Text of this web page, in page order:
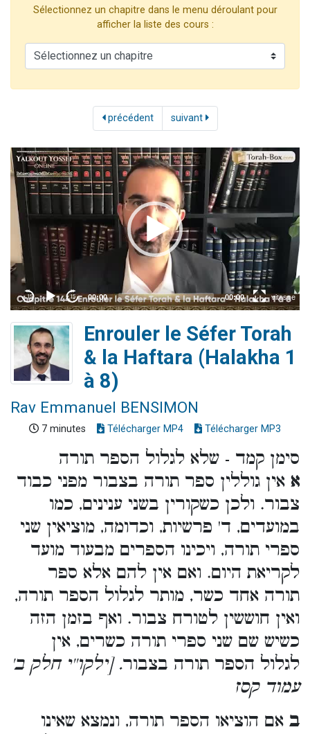
Il reste 49 places pour étudier en groupe sur Zoom
Sélectionnez un chapitre dans le menu déroulant pour
afficher la liste des cours :
précédent suivant
Enrouler le Séfer Torah
& la Haftara (Halakha 1
à 8)
Rav Emmanuel BENSIMON
7 minutes Télécharger MP4 Télécharger MP3
סימן קמד - שלא לגלול הספר תורה
א אין גוללין ספר תורה בצבור מפני כבוד
צבור. ולכן כשקורין בשני ענינים, כמו
במועדים, ד' פרשיות, וכדומה, מוציאין שני
ספרי תורה, ויכינו הספרים מבעוד מועד
לקריאת היום. ואם אין להם אלא ספר
תורה אחד כשר, מותר לגלול הספר תורה,
ואין חוששין לטורח צבור. ואף בזמן הזה
כשיש שם שני ספרי תורה כשרים, אין
לגלול הספר תורה בצבור. [ילקו''י חלק ב'
עמוד קסז
ב אם הוציאו הספר תורה, ונמצא שאינו